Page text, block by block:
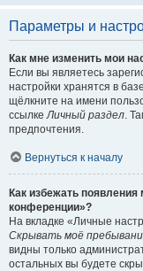
Параметры и
Как мне изменить мои
Если вы являетесь
настройки хранятся в
щёлкните на имени
ссылкеЛичный раздел.
предпочтения.
Вернуться к началу
Как избежать появления
конференции»?
На вкладке «Личные
Скрывать моё
видны только
остальных вы будете